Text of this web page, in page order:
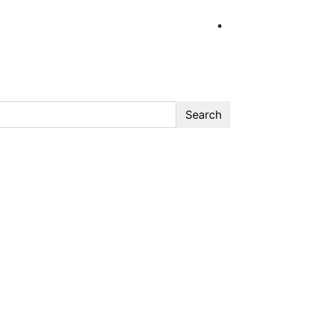
Search